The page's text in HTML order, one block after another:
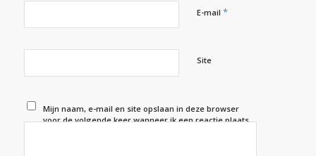
E-mail *
Site
Mijn naam, e-mail en site opslaan in deze browser
voor de volgende keer wanneer ik een reactie plaats.